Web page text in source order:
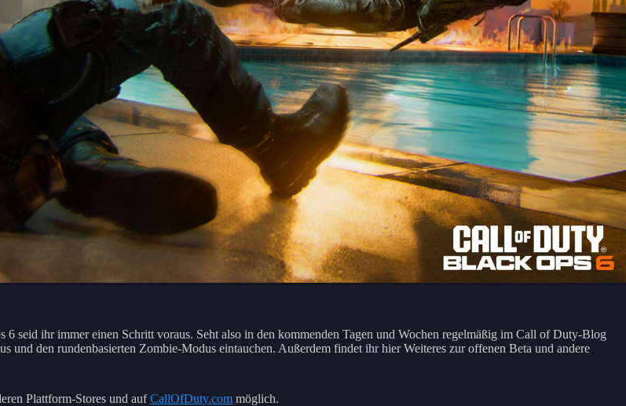
seid ihr immer einen Schritt voraus. Seht also in den kommenden Tagen und Wochen regelmäßig im Call of Duty-Blog
den rundenbasierten Zombie-Modus eintauchen. Außerdem findet ihr hier Weiteres zur offenen Beta und andere
Plattform-Stores und aufCallOfDuty.com möglich.